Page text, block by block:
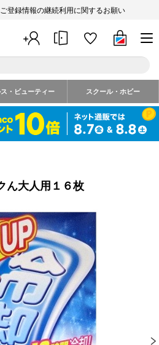
登録情報の継続利用に関するお願い
・ビューティー スクール・ホビー
ん大人用１６枚